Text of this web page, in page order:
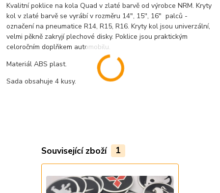
Kvalitní poklice na kola Quad v zlaté barvě od výrobce NRM. Kryty
kol v zlaté barvě se vyrábí v rozměru 14", 15'', 16" palců -
označení na pneumatice R14, R15, R16. Kryty kol jsou univerzální,
velmi pěkně zakryjí plechové disky. Poklice jsou praktickým
celoročním doplňkem automobilu.
Materiál ABS plast.
Sada obsahuje 4 kusy.
Související zboží 1